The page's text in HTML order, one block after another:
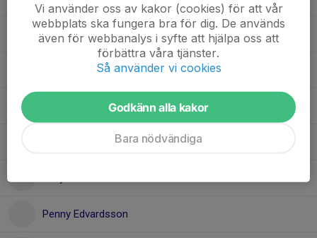
Julia Johansson
Milly Fahlander
Penny Edvardsson
Vi använder oss av kakor (cookies) för att vår
webbplats ska fungera bra för dig. De används
även för webbanalys i syfte att hjälpa oss att
förbättra våra tjänster.
Så använder vi cookies
Godkänn alla kakor
Bara nödvändiga